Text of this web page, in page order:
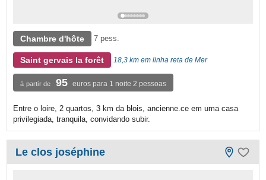
Chambre d'hôte 7 pess.
Saint gervais la forêt 18,3 km em linha reta de Mer
à partir de 95 euros para 1 noite 2 pessoas
Entre o loire, 2 quartos, 3 km da blois, ancienne.ce em uma casa
privilegiada, tranquila, convidando subir.
Le clos joséphine